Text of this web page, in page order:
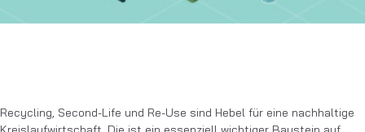
Recycling, Second-Life und Re-Use sind Hebel für eine nachhaltige